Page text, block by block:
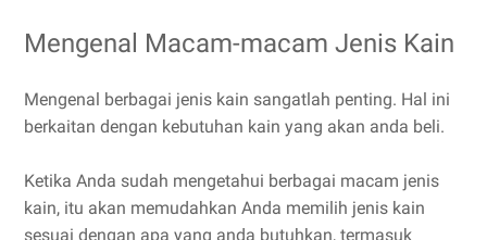
Mengenal Macam-macam Jenis Kain
Mengenal berbagai jenis kain sangatlah penting. Hal ini
berkaitan dengan kebutuhan kain yang akan anda beli.
Ketika Anda sudah mengetahui berbagai macam jenis
kain, itu akan memudahkan Anda memilih jenis kain
sesuai dengan apa yang anda butuhkan, termasuk